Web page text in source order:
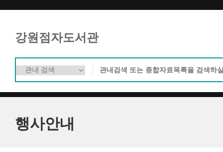
강원점자도서관
행사안내